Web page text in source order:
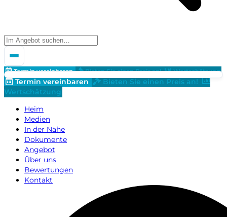
Termin vereinbaren Bieten Sie einen Preis an! Wertschätzung
Termin vereinbaren
Bieten Sie einen Preis an!
Wertschätzung
Heim
Medien
In der Nähe
Dokumente
Angebot
Über uns
Bewertungen
Kontakt